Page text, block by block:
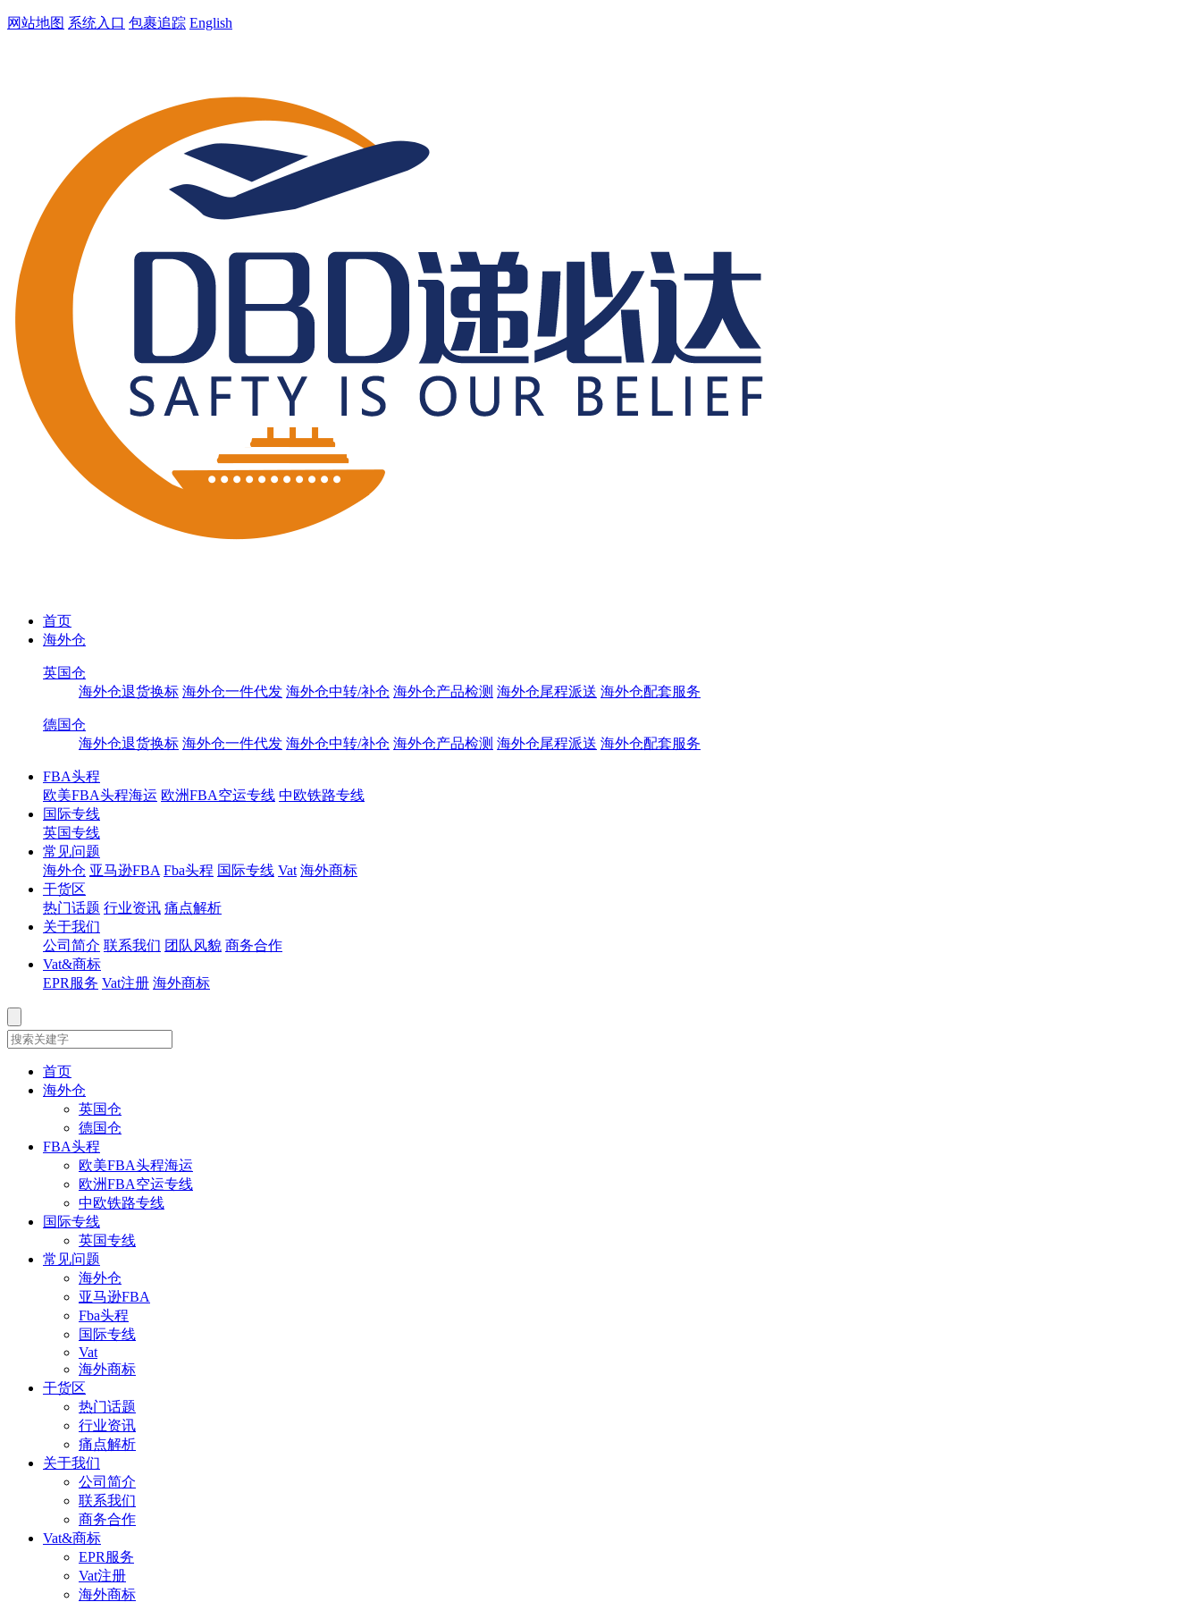
网站地图 系统入口 包裹追踪 English
首页
海外仓
英国仓
海外仓退货换标 海外仓一件代发 海外仓中转/补仓 海外仓产品检测 海外仓尾程派送 海外仓配套服务
德国仓
海外仓退货换标 海外仓一件代发 海外仓中转/补仓 海外仓产品检测 海外仓尾程派送 海外仓配套服务
FBA头程
欧美FBA头程海运 欧洲FBA空运专线 中欧铁路专线
国际专线
英国专线
常见问题
海外仓 亚马逊FBA Fba头程 国际专线 Vat 海外商标
干货区
热门话题 行业资讯 痛点解析
关于我们
公司简介 联系我们 团队风貌 商务合作
Vat&商标
EPR服务 Vat注册 海外商标
首页
海外仓
英国仓
德国仓
FBA头程
欧美FBA头程海运
欧洲FBA空运专线
中欧铁路专线
国际专线
英国专线
常见问题
海外仓
亚马逊FBA
Fba头程
国际专线
Vat
海外商标
干货区
热门话题
行业资讯
痛点解析
关于我们
公司简介
联系我们
商务合作
Vat&商标
EPR服务
Vat注册
海外商标